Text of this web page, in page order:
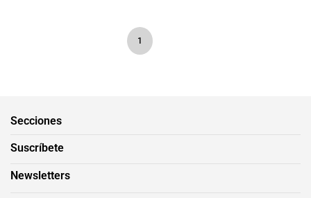
1
Secciones
Suscríbete
Newsletters